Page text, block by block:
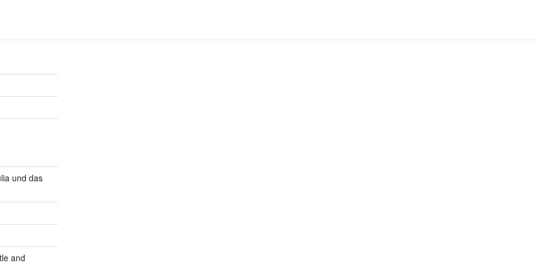
und das
and